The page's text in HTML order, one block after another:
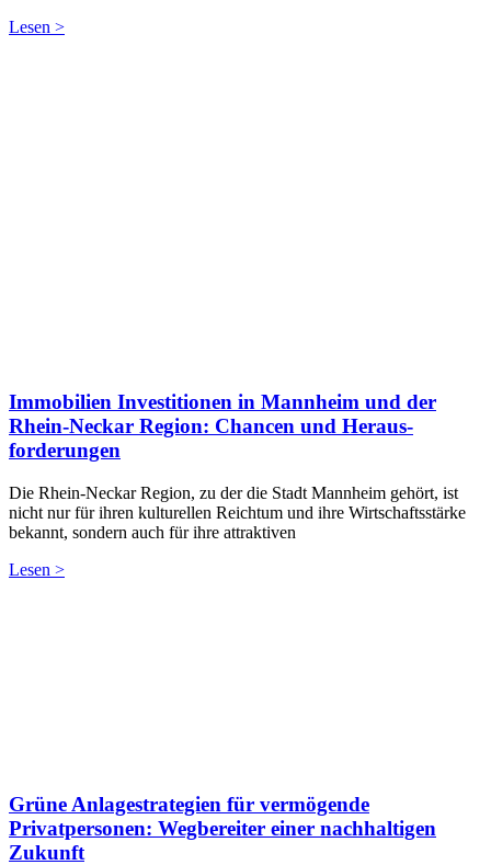
Lesen >
Immobilien Investitionen in Mannheim und der
Rhein-Neckar Region: Chancen und Heraus-
forderungen
Die Rhein-Neckar Region, zu der die Stadt Mannheim gehört, ist
nicht nur für ihren kulturellen Reichtum und ihre Wirtschaftsstärke
bekannt, sondern auch für ihre attraktiven
Lesen >
Grüne Anlagestrategien für vermögende
Privatpersonen: Wegbereiter einer nachhaltigen
Zukunft